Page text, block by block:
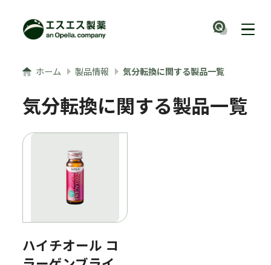
ナビ
ホーム 製品情報 気分転換に関する製品一覧
気分転換に関する製品一覧
ハイチオール コ